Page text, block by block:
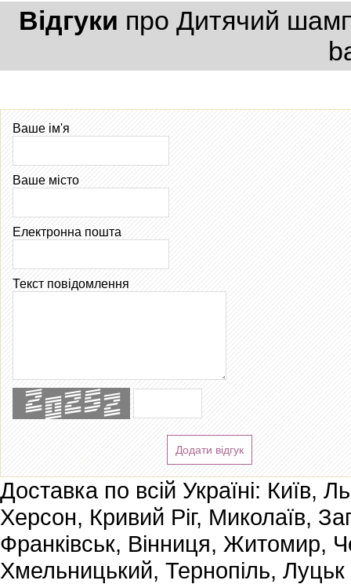
Відгуки про Дитячий
Ваше ім'я
Ваше місто
Електронна пошта
Текст повідомлення
Додати відгук
Доставка по всій Україні: Київ,
Херсон, Кривий Ріг, Миколаїв,
Франківськ, Вінниця, Житомир,
Хмельницький, Тернопіль, Луцьк